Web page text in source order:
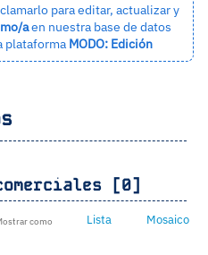
para editar, actualizar y
aen nuestra base de datos
plataforma MODO: Edición
[0]
como Lista Mosaico